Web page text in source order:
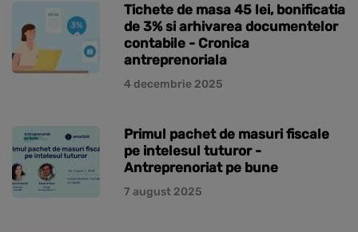
Tichete de masa 45 lei, bonificatia
de 3% si arhivarea documentelor
contabile - Cronica
antreprenoriala
4 decembrie 2025
Primul pachet de masuri fiscale
pe intelesul tuturor -
Antreprenoriat pe bune
7 august 2025